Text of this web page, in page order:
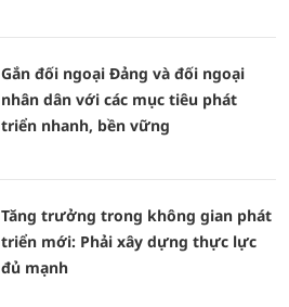
Gắn đối ngoại Đảng và đối ngoại
nhân dân với các mục tiêu phát
triển nhanh, bền vững
Tăng trưởng trong không gian phát
triển mới: Phải xây dựng thực lực
đủ mạnh